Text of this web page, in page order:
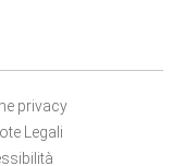
privacy
Legali